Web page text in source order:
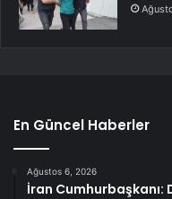
En Güncel Haberler
Ağustos 6, 2026
İran Cumhurbaşkanı: